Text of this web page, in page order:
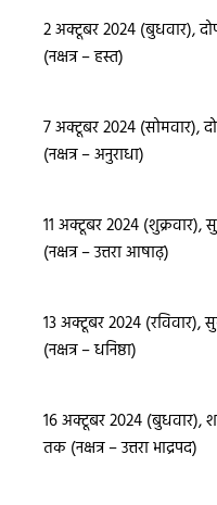
2 अक्टूबर 2024 (बुधवार),
(नक्षत्र – हस्त)
7 अक्टूबर 2024 (सोमवार),
(नक्षत्र – अनुराधा)
11 अक्टूबर 2024
(नक्षत्र – उत्तरा आषाढ़)
13 अक्टूबर 2024
(नक्षत्र – धनिष्ठा)
16 अक्टूबर 2024 (बुधवार),
तक (नक्षत्र – उत्तरा भाद्रपद)